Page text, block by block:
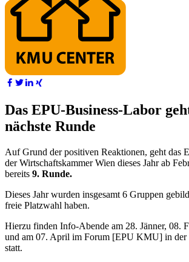
Das EPU-Business-Labor
nächste Runde
Auf Grund der positiven Reaktionen, geht das
der Wirtschaftskammer Wien dieses Jahr ab
bereits 9. Runde.
Dieses Jahr wurden insgesamt 6 Gruppen
freie Platzwahl haben.
Hierzu finden Info-Abende am 28. Jänner, 08.
und am 07. April im Forum [EPU KMU] in der
statt.